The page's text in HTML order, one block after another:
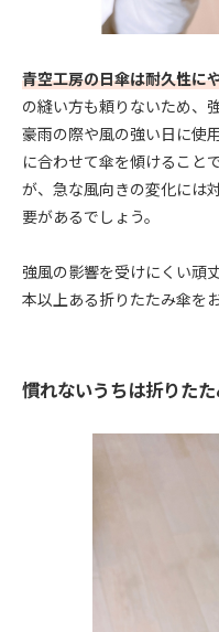
青空工房の日傘は耐久性に
の縫い方も頼りないため、
豪雨の際や風の強い日に使
に合わせて傘を傾けること
が、急な風向きの変化には
要があるでしょう。
強風の影響を受けにくい頑
本以上ある折りたたみ傘を
慣れないうちは折りた